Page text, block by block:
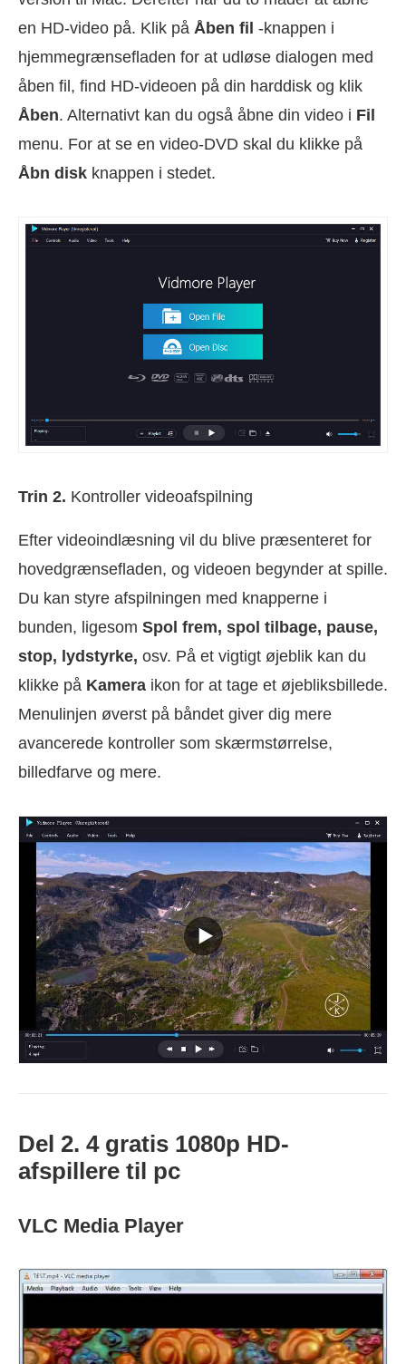
en HD-video på. Klik på Åben fil -knappen i
hjemmegrænsefladen for at udløse dialogen med
åben fil, find HD-videoen på din harddisk og klik
Åben. Alternativt kan du også åbne din video i Fil
menu. For at se en video-DVD skal du klikke på
Åbn disk knappen i stedet.
Trin 2. Kontroller videoafspilning
Efter videoindlæsning vil du blive præsenteret for
hovedgrænsefladen, og videoen begynder at spille.
Du kan styre afspilningen med knapperne i
bunden, ligesom Spol frem, spol tilbage, pause,
stop, lydstyrke, osv. På et vigtigt øjeblik kan du
klikke på Kamera ikon for at tage et øjebliksbillede.
Menulinjen øverst på båndet giver dig mere
avancerede kontroller som skærmstørrelse,
billedfarve og mere.
Del 2. 4 gratis 1080p HD-
afspillere til pc
VLC Media Player